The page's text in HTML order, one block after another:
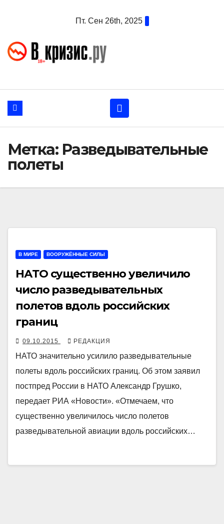
Пт. Сен 26th, 2025
Метка: Разведывательные
полеты
В МИРЕ ВООРУЖЁННЫЕ СИЛЫ
НАТО существенно увеличило
число разведывательных
полетов вдоль российских
границ
09.10.2015 РЕДАКЦИЯ
НАТО значительно усилило разведывательные
полеты вдоль российских границ. Об этом заявил
постпред России в НАТО Александр Грушко,
передает РИА «Новости». «Отмечаем, что
существенно увеличилось число полетов
разведывательной авиации вдоль российских…